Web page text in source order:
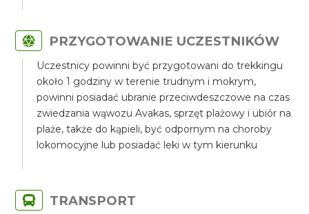
PRZYGOTOWANIE UCZESTNIKÓW
Uczestnicy powinni być przygotowani do trekkingu
około 1 godziny w terenie trudnym i mokrym,
powinni posiadać ubranie przeciwdeszczowe na czas
zwiedzania wąwozu Avakas, sprzęt plażowy i ubiór na
plaże, także do kąpieli, być odpornym na choroby
lokomocyjne lub posiadać leki w tym kierunku
TRANSPORT